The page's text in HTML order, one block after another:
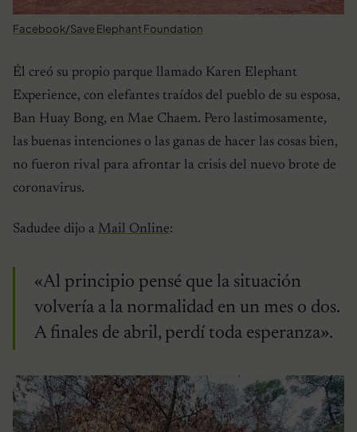
Facebook/Save Elephant Foundation
Él creó su propio parque llamado Karen Elephant
Experience, con elefantes traídos del pueblo de su esposa,
Ban Huay Bong, en Mae Chaem. Pero lastimosamente,
las buenas intenciones o las ganas de hacer las cosas bien,
no fueron rival para afrontar la crisis del nuevo brote de
coronavirus.
Sadudee dijo a Mail Online:
«Al principio pensé que la situación
volvería a la normalidad en un mes o dos.
A finales de abril, perdí toda esperanza».